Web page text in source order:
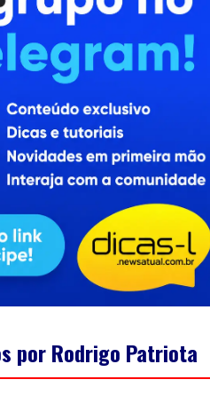
Contato
RSS
por Rodrigo Patriota